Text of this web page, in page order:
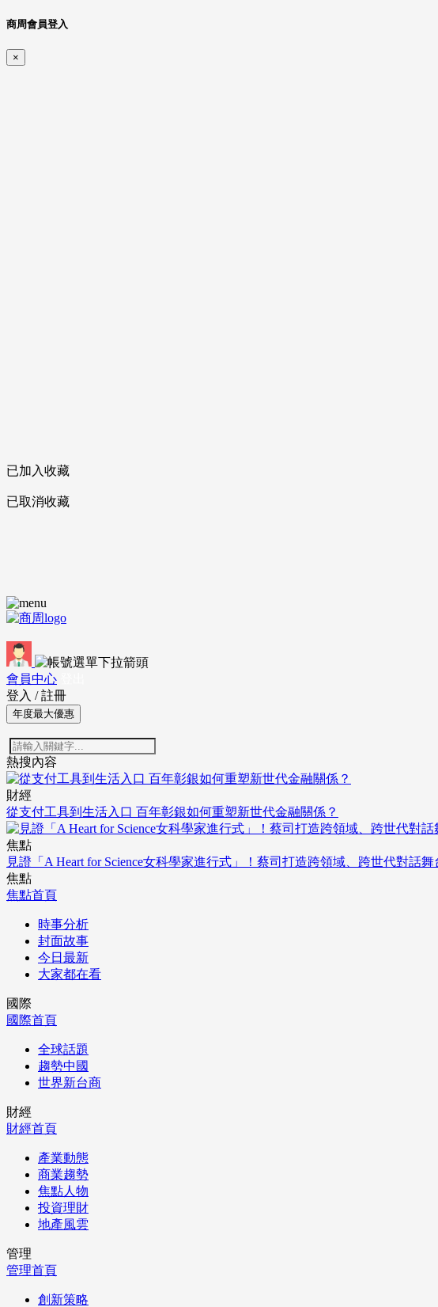
商周會員登入
×
已加入收藏
已取消收藏
會員中心
登入 / 註冊
年度最大優惠
熱搜內容
財經
從支付工具到生活入口 百年彰銀如何重塑新世代金融關係？
焦點
見證「A Heart for Science女科學家進行式」！蔡司打造跨領域、跨世代對話
焦點
焦點首頁
時事分析
封面故事
今日最新
大家都在看
國際
國際首頁
全球話題
趨勢中國
世界新台商
財經
財經首頁
產業動態
商業趨勢
焦點人物
投資理財
地產風雲
管理
管理首頁
創新策略